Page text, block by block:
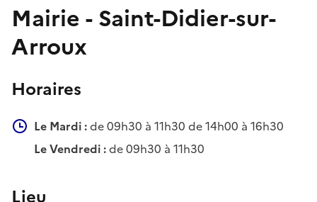
Mairie - Saint-Didier-sur-
Arroux
Horaires
Le Mardi :de 09h30 à 11h30 de 14h00 à 16h30
Le Vendredi :de 09h30 à 11h30
Lieu